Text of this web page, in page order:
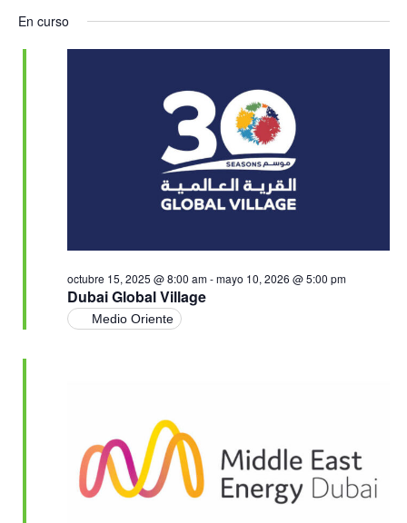
de
la
fecha.
En curso
Dubai Global Village
octubre 15, 2025 @ 8:00 am-mayo 10, 2026 @ 5:00 pm
Medio Oriente